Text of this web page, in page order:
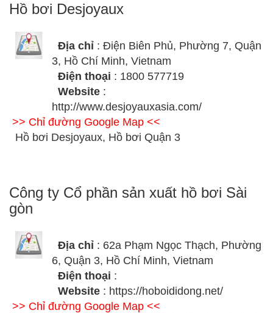
Hồ bơi Desjoyaux
Địa chỉ : Điện Biên Phủ, Phường 7, Quận
3, Hồ Chí Minh, Vietnam
Điện thoại : 1800 577719
Website :
http://www.desjoyauxasia.com/
>> Chỉ đường Google Map <<
Hồ bơi Desjoyaux, Hồ bơi Quận 3
Công ty Cổ phần sản xuất hồ bơi Sài
gòn
Địa chỉ : 62a Phạm Ngọc Thạch, Phường
6, Quận 3, Hồ Chí Minh, Vietnam
Điện thoại :
Website : https://hoboididong.net/
>> Chỉ đường Google Map <<